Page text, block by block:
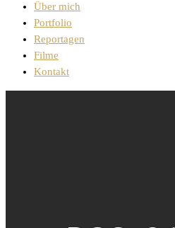
Über mich
Portfolio
Reportagen
Filme
Kontakt